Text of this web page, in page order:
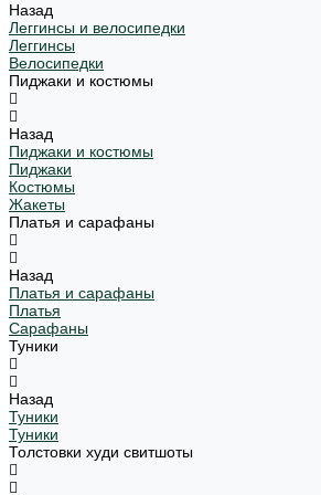
Назад
Леггинсы и велосипедки
Леггинсы
Велосипедки
Пиджаки и костюмы
Назад
Пиджаки и костюмы
Пиджаки
Костюмы
Жакеты
Платья и сарафаны
Назад
Платья и сарафаны
Платья
Сарафаны
Туники
Назад
Туники
Туники
Толстовки худи свитшоты